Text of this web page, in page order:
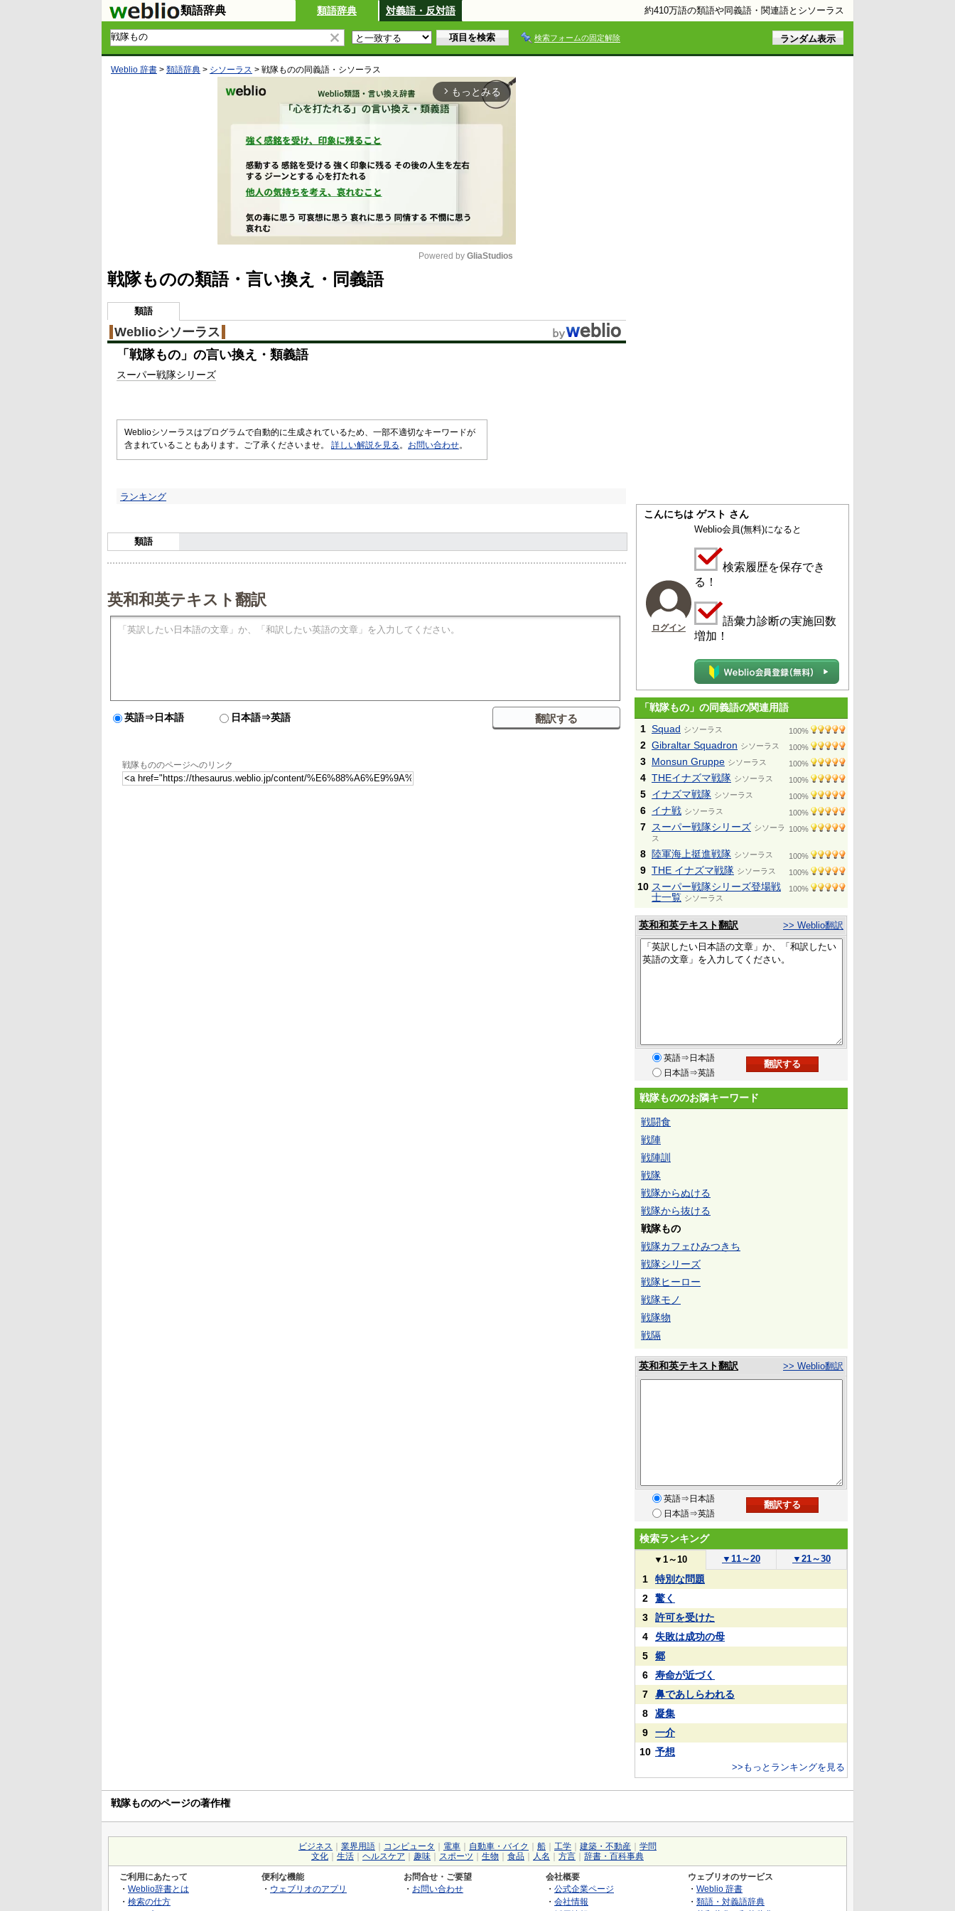
類語辞典 類語辞典 対義語・反対語 約410万語の類語や同義語・関連語とシソーラス
検索フォームの固定解除
Weblio 辞書 > 類語辞典 > シソーラス > 戦隊ものの同義語・シソーラス
arrow_forward_ios もっとみる
Powered by GliaStudios
戦隊ものの類語・言い換え・同義語
類語
Weblioシソーラス
「 戦隊もの 」の言い換え・類義語
スーパー戦隊シリーズ
Weblioシソーラスはプログラムで自動的に生成されているため、一部不適切なキーワードが
含まれていることもあります。ご了承くださいませ。 詳しい解説を見る 。 お問い合わせ。
ランキング
類語
英和和英テキスト翻訳
英語⇒日本語 日本語⇒英語
戦隊もののページへのリンク
こんにちは ゲスト さん
ログイン
Weblio会員(無料)になると
検索履歴を保存でき
る！
語彙力診断の実施回数
増加！
「戦隊もの」の同義語の関連用語
1 Squad シソーラス 100%
2 Gibraltar Squadron シソーラス 100%
3 Monsun Gruppe シソーラス 100%
4 THEイナズマ戦隊 シソーラス 100%
5 イナズマ戦隊 シソーラス 100%
6 イナ戦 シソーラス 100%
7 スーパー戦隊シリーズ シソーラ
ス
100%
8 陸軍海上挺進戦隊 シソーラス 100%
9 THE イナズマ戦隊 シソーラス 100%
10 スーパー戦隊シリーズ登場戦
士一覧 シソーラス
100%
英和和英テキスト翻訳 >> Weblio翻訳
英語⇒日本語
日本語⇒英語
戦隊もののお隣キーワード
戦闘食
戦陣
戦陣訓
戦隊
戦隊からぬける
戦隊から抜ける
戦隊もの
戦隊カフェひみつきち
戦隊シリーズ
戦隊ヒーロー
戦隊モノ
戦隊物
戦隔
英和和英テキスト翻訳 >> Weblio翻訳
英語⇒日本語
日本語⇒英語
検索ランキング
▼ 1～10 ▼ 11～20 ▼ 21～30
1
特別な問題
2
驚く
3
許可を受けた
4
失敗は成功の母
5
郷
6
寿命が近づく
7
鼻であしらわれる
8
凝集
9
一介
10 予想
>>もっとランキングを見る
戦隊もののページの著作権
ビジネス 業界用語 コンピュータ 電車 自動車・バイク 船 工学 建築・不動産
学問
文化
生活 ヘルスケア 趣味 スポーツ 生物 食品 人名 方言 辞書・百科事典
ご利用にあたって
・ Weblio辞書とは
・ 検索の仕方
便利な機能
・ ウェブリオのアプリ
お問合せ・ご要望
・ お問い合わせ
会社概要
・ 公式企業ページ
・ 会社情報
ウェブリオのサービス
・ Weblio 辞書
・ 類語・対義語辞典